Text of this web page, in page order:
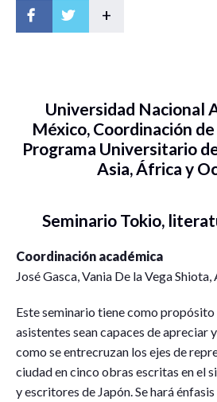
+
Universidad Nacional
México, Coordinación
Programa Universitario
Asia, África y
Seminario Tokio,
Coordinación académica
José Gasca, Vania De la Vega
Este seminario tiene como propósito
asistentes sean capaces de apreciar
como se entrecruzan los ejes de
ciudad en cinco obras escritas en el
y escritores de Japón. Se hará